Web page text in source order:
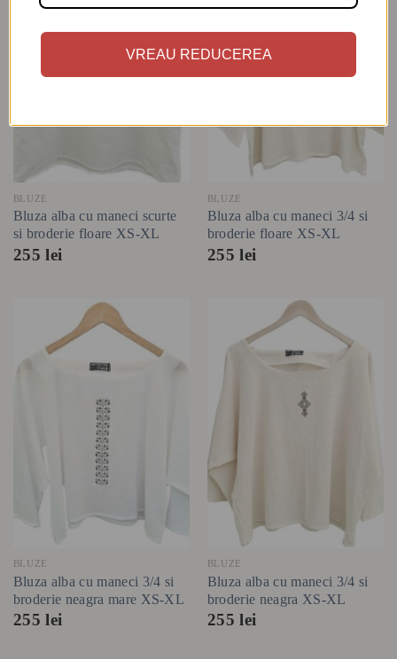
BLUZE
Bluza alba cu maneci scurte
si broderie floare XS-XL
255lei
BLUZE
Bluza alba cu maneci 3/4 si
broderie floare XS-XL
255lei
BLUZE
Bluza alba cu maneci 3/4 si
broderie neagra mare XS-XL
255lei
BLUZE
Bluza alba cu maneci 3/4 si
broderie neagra XS-XL
255lei
VREAU REDUCEREA